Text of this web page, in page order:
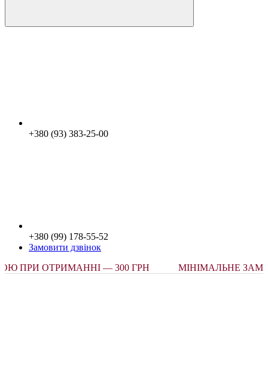
+380 (93) 383-25-00
+380 (99) 178-55-52
Замовити дзвінок
ОТРИМАННІ — 300 ГРН
МІНІМАЛЬНЕ